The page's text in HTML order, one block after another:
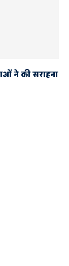
ने की सराहना